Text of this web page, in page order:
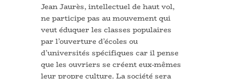
Jean Jaurès, intellectuel de haut vol,
ne participe pas au mouvement qui
veut éduquer les classes populaires
par l’ouverture d’écoles ou
d’universités spécifiques car il pense
que les ouvriers se créent eux-mêmes
leur propre culture. La société sera